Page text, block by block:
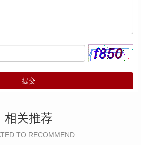
提交
相关推荐
TO RECOMMEND